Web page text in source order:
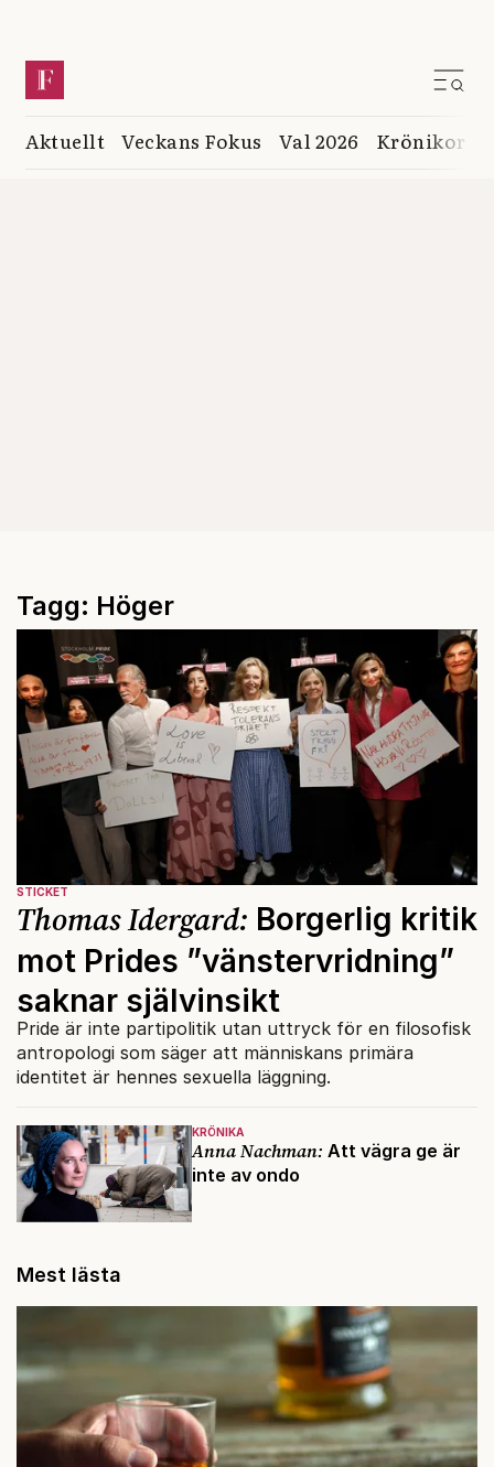
Aktuellt Veckans Fokus Val 2026 Krönikor
Tagg: Höger
KRÖNIKA
Anna Nachman: Att vägra ge är
inte av ondo
STICKET
Thomas Idergard: Borgerlig kritik
mot Prides ”vänstervridning”
saknar självinsikt
Pride är inte partipolitik utan uttryck för en filosofisk
antropologi som säger att människans primära
identitet är hennes sexuella läggning.
Mest lästa